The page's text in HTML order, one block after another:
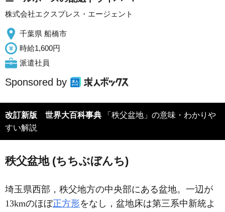
株式会社エクスプレス・エージェント
千葉県 船橋市
時給1,600円
派遣社員
Sponsored by
改訂新版 世界大百科事典 「秩父盆地」の意味・わかりや
すい解説
秩父盆地 (ちちぶぼんち)
埼玉県西部，秩父地方の中央部にある盆地。一辺が
13kmのほぼ正方形をなし，盆地床は第三系中新統よ